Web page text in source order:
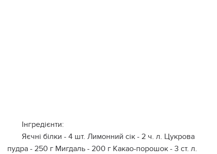
Інгредієнти:
Яєчні білки - 4 шт. Лимонний сік - 2 ч. л. Цукрова
пудра - 250 г Мигдаль - 200 г Какао-порошок - 3 ст. л.